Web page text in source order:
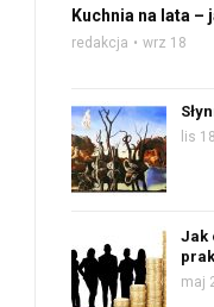
Kuchnia na lata –
redakcja wrz 18
lis 18
Jak
maj